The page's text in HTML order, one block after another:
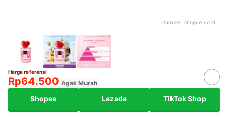
Sumber: shopee.co.id
Harga referensi
Rp64.500 Agak Murah
Shopee Lazada TikTok Shop